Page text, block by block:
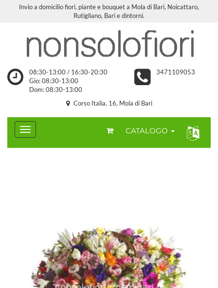
Invio a domicilio fiori, piante e bouquet a Mola di Bari, Noicattaro,
Rutigliano, Bari e dintorni.
08:30-13:00 / 16:30-20:30
Gio: 08:30-13:00
Dom: 08:30-13:00
3471109053
Corso Italia, 16, Mola di Bari
CATALOGO